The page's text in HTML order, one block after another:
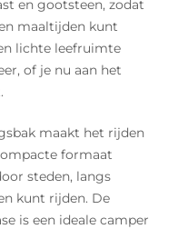
en gootsteen, zodat
maaltijden kunt
lichte leefruimte
of je nu aan het
maakt het rijden
formaat
steden, langs
kunt rijden. De
is een ideale camper